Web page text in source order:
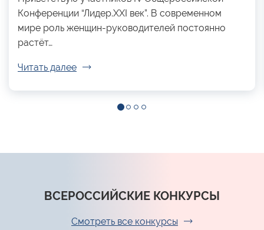
Конференции “Лидер.XXI век”. В современном
мире роль женщин-руководителей постоянно
растёт…
Читать далее
ВСЕРОССИЙСКИЕ КОНКУРСЫ
Смотреть все конкурсы